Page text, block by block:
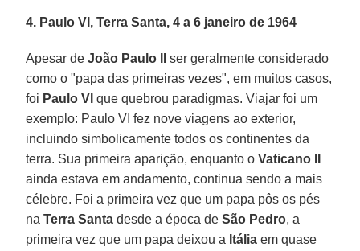
4. Paulo VI, Terra Santa, 4 a 6 janeiro de 1964
Apesar deJoão Paulo II
ser geralmente considerado
como o "papa das primeiras vezes", em muitos casos,
foi Paulo VI que quebrou paradigmas. Viajar foi um
exemplo: Paulo VI fez nove viagens ao exterior,
incluindo simbolicamente todos os continentes da
terra. Sua primeira aparição, enquanto oVaticano II
ainda estava em andamento, continua sendo a mais
célebre. Foi a primeira vez que um papa pôs os pés
naTerra Santa desde a época deSão Pedro, a
primeira vez que um papa deixou a Itália em quase